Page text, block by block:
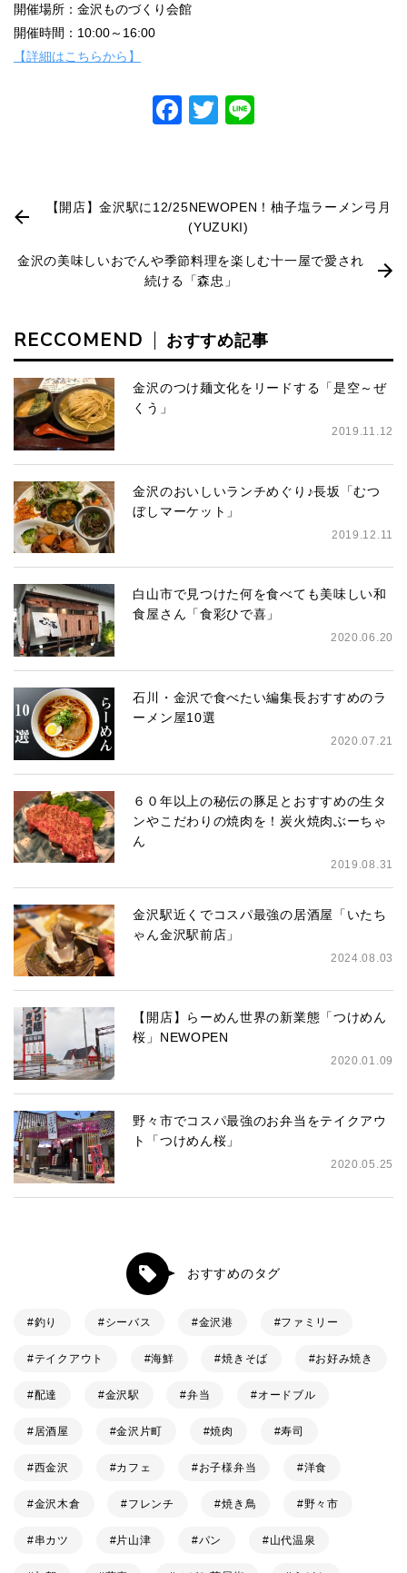
開催場所：金沢ものづくり会館
開催時間：10:00～16:00
【詳細はこちらから】
Facebook
Twitter
【開店】金沢駅に12/25NEWOPEN！柚子塩ラーメン弓月
(YUZUKI)
金沢の美味しいおでんや季節料理を楽しむ十一屋で愛され
続ける「森忠」
RECCOMEND おすすめ記事
金沢のつけ麺文化をリードする「是空～ぜ
くう」
2019.11.12
金沢のおいしいランチめぐり♪長坂「むつ
ぼしマーケット」
2019.12.11
白山市で見つけた何を食べても美味しい和
食屋さん「食彩ひで喜」
2020.06.20
石川・金沢で食べたい編集長おすすめのラ
ーメン屋10選
2020.07.21
６０年以上の秘伝の豚足とおすすめの生タ
ンやこだわりの焼肉を！炭火焼肉ぶーちゃ
ん
2019.08.31
金沢駅近くでコスパ最強の居酒屋「いたち
ゃん金沢駅前店」
2024.08.03
【開店】らーめん世界の新業態「つけめん
桜」NEWOPEN
2020.01.09
野々市でコスパ最強のお弁当をテイクアウ
ト「つけめん桜」
2020.05.25
おすすめのタグ
釣り シーバス 金沢港 ファミリー
テイクアウト 海鮮 焼きそば お好み焼き
配達 金沢駅 弁当 オードブル
居酒屋 金沢片町 焼肉 寿司
西金沢 カフェ お子様弁当 洋食
金沢木倉 フレンチ 焼き鳥 野々市
串カツ 片山津 パン 山代温泉